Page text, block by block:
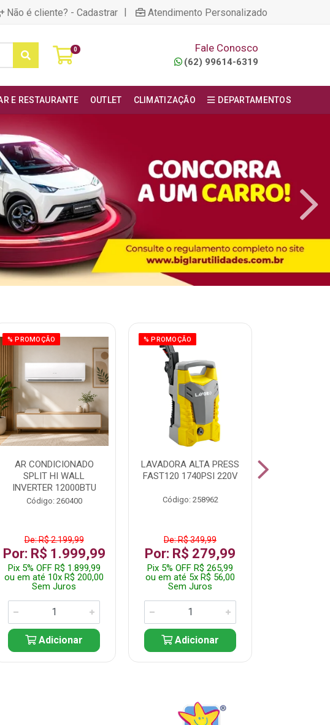
Não é cliente? - Cadastrar | Atendimento Personalizado
0 Fale Conosco
(62) 99614-6319
E RESTAURANTE OUTLET CLIMATIZAÇÃO DEPARTAMENTOS
% PROMOÇÃO
AR CONDICIONADO
SPLIT HI WALL
INVERTER 12000BTU
Código: 260400
De: R$ 2.199,99
Por: R$ 1.999,99
Pix 5% OFF R$ 1.899,99
ou em até 10x R$ 200,00
Sem Juros
Adicionar
% PROMOÇÃO
LAVADORA ALTA PRESS
FAST120 1740PSI 220V
Código: 258962
De: R$ 349,99
Por: R$ 279,99
Pix 5% OFF R$ 265,99
ou em até 5x R$ 56,00
Sem Juros
Adicionar